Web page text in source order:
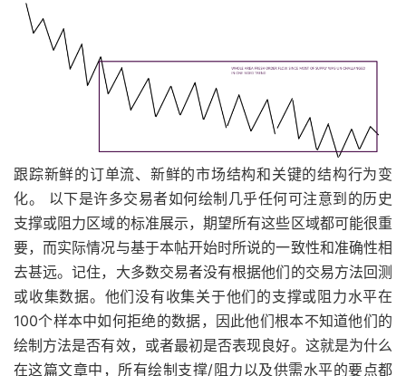
跟踪新鲜的订单流、新鲜的市场结构和关键的结构行为变
化。 以下是许多交易者如何绘制几乎任何可注意到的历史
支撑或阻力区域的标准展示，期望所有这些区域都可能很重
要，而实际情况与基于本帖开始时所说的一致性和准确性相
去甚远。记住，大多数交易者没有根据他们的交易方法回测
或收集数据。他们没有收集关于他们的支撑或阻力水平在
100个样本中如何拒绝的数据，因此他们根本不知道他们的
绘制方法是否有效，或者最初是否表现良好。这就是为什么
在这篇文章中，所有绘制支撑/阻力以及供需水平的要点都